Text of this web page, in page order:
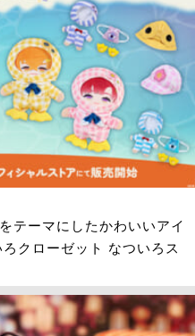
テーマにしたかわいいアイ
クローゼット なついろス